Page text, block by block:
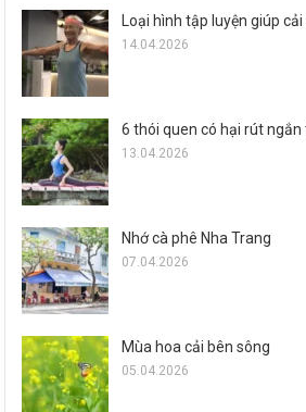
Loại hình tập luyện giúp
14.04.2026
6 thói quen có hại rút
13.04.2026
Nhớ cà phê Nha Trang
07.04.2026
Mùa hoa cải bên sông
05.04.2026